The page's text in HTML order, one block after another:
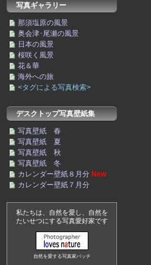
写真ギャラリー
那須塩原の風景
奥会津･尾瀬の風景
日本の風景
桜咲く風景
花＆華
海外への旅
<タグによる写真検索>
デスクトップ写真壁紙集
写真壁紙 春
写真壁紙 夏
写真壁紙 秋
写真壁紙 冬
カレンダー壁紙８月分 New
カレンダー壁紙７月分
私たちは、自然を愛し、自然を
たいせつにする写真愛好家です
自然を愛する写真家バッチ